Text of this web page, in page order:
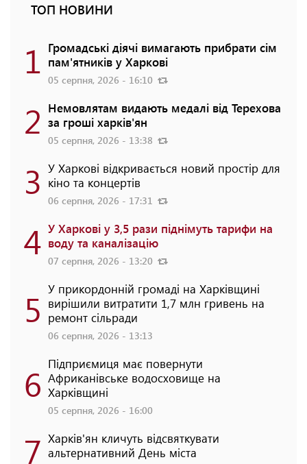
ТОП НОВИНИ
1 Громадські діячі вимагають прибрати сім
пам'ятників у Харкові
05 серпня, 2026 - 16:10
2 Немовлятам видають медалі від Терехова
за гроші харків'ян
05 серпня, 2026 - 13:38
3 У Харкові відкривається новий простір для
кіно та концертів
06 серпня, 2026 - 17:31
4 У Харкові у 3,5 рази піднімуть тарифи на
воду та каналізацію
07 серпня, 2026 - 13:20
5 У прикордонній громаді на Харківщині
вирішили витратити 1,7 млн гривень на
ремонт сільради
06 серпня, 2026 - 13:13
6 Підприємиця має повернути
Африканівське водосховище на
Харківщині
05 серпня, 2026 - 16:00
7 Харків'ян кличуть відсвяткувати
альтернативний День міста